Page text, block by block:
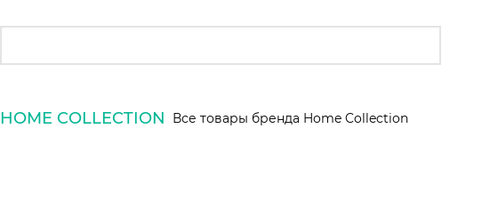
HOME COLLECTION Все товары бренда Home Collection